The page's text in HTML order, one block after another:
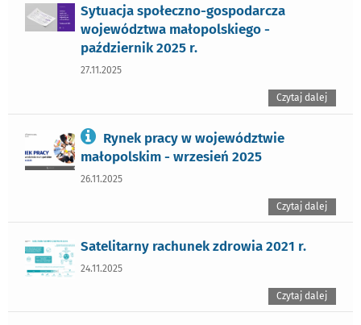
Sytuacja społeczno-gospodarcza
województwa małopolskiego -
październik 2025 r.
27.11.2025
Czytaj dalej
Rynek pracy w województwie
małopolskim - wrzesień 2025
26.11.2025
Czytaj dalej
Satelitarny rachunek zdrowia 2021 r.
24.11.2025
Czytaj dalej